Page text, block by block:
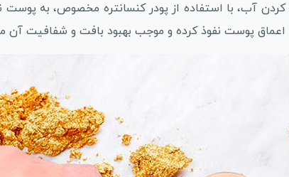
آب، با استفاده از پودر کنسانتره مخصوص، به
به اعماق پوست نفوذ کرده و موجب بهبود بافت و شفافیت آن